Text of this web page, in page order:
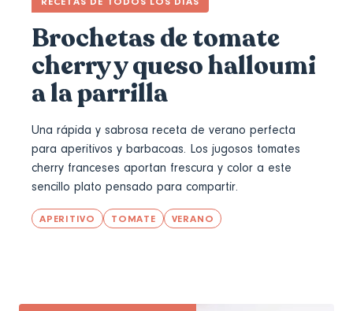
Brochetas de tomate
cherry y queso halloumi
a la parrilla
Una rápida y sabrosa receta de verano perfecta
para aperitivos y barbacoas. Los jugosos tomates
cherry franceses aportan frescura y color a este
sencillo plato pensado para compartir.
APERITIVO TOMATE VERANO